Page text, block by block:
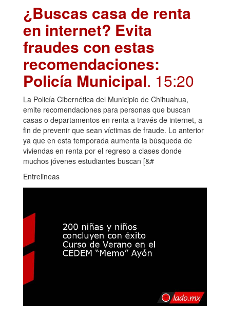
¿Buscas casa de renta
en internet? Evita
fraudes con estas
recomendaciones:
Policía Municipal. 15:20
La Policía Cibernética del Municipio de Chihuahua,
emite recomendaciones para personas que buscan
casas o departamentos en renta a través de internet, a
fin de prevenir que sean víctimas de fraude. Lo anterior
ya que en esta temporada aumenta la búsqueda de
viviendas en renta por el regreso a clases donde
muchos jóvenes estudiantes buscan [&#
Entrelineas